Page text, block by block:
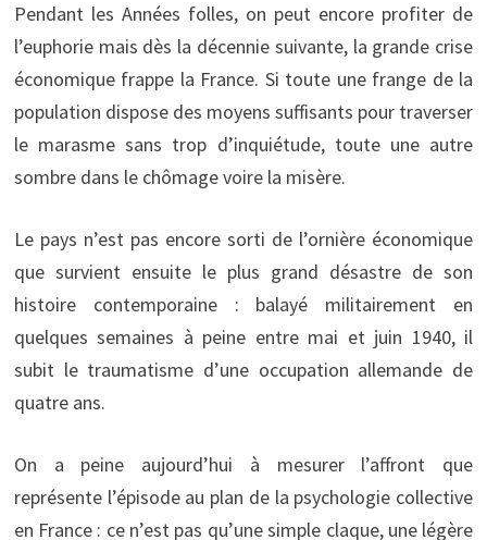
Pendant les Années folles, on peut encore profiter de
l’euphorie mais dès la décennie suivante, la grande crise
économique frappe la France. Si toute une frange de la
population dispose des moyens suffisants pour traverser
le marasme sans trop d’inquiétude, toute une autre
sombre dans le chômage voire la misère.
Le pays n’est pas encore sorti de l’ornière économique
que survient ensuite le plus grand désastre de son
histoire contemporaine : balayé militairement en
quelques semaines à peine entre mai et juin 1940, il
subit le traumatisme d’une occupation allemande de
quatre ans.
On a peine aujourd’hui à mesurer l’affront que
représente l’épisode au plan de la psychologie collective
en France : ce n’est pas qu’une simple claque, une légère